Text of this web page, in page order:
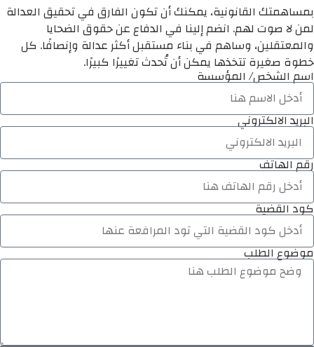
بمساهمتك القانونية، يمكنك أن تكون الفارق في تحقيق العدالة
لمن لا صوت لهم. انضم إلينا في الدفاع عن حقوق الضحايا
والمعتقلين، وساهم في بناء مستقبل أكثر عدالة وإنصافًا. كل
خطوة صغيرة تتخذها يمكن أن تُحدث تغييرًا كبيرًا.
اسم الشخص/ المؤسسة
البريد الالكتروني
رقم الهاتف
كود القضية
موضوع الطلب